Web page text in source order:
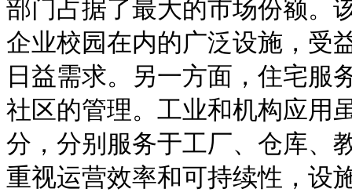
部门占据了最大的市场份额。
企业校园在内的广泛设施，受
日益需求。另一方面，住宅服
社区的管理。工业和机构应用
分，分别服务于工厂、仓库、
重视运营效率和可持续性，设